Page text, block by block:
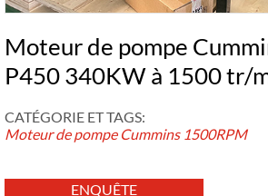
Moteur de pompe
P450 340KW à 1500 tr/
CATÉGORIE ET ​​TAGS:
Moteur de pompe Cummins 1500RPM
ENQUÊTE